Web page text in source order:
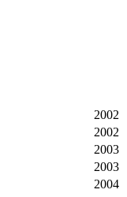
2002
2002
2003
2003
2004